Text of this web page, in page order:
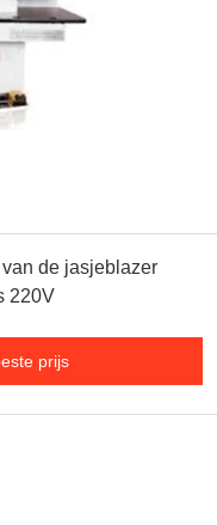
de jasjeblazer
220V
prijs